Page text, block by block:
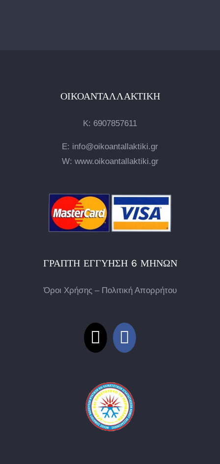
ΟΙΚΟΑΝΤΑΛΛΑΚΤΙΚΉ
Κ: 6907857611
E: info@oikoantallaktiki.gr
W: www.oikoantallaktiki.gr
ΓΡΑΠΤΉ ΕΓΓΎΗΣΗ 6 ΜΗΝΏΝ
Όροι Χρήσης – Πολιτική Απορρήτου